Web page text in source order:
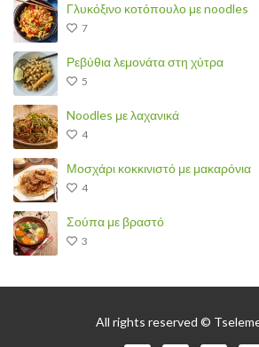
Γλυκόξινο κοτόπουλο με noodles
7
Ρεβύθια λεμονάτα στη χύτρα
5
Noodles με λαχανικά
4
Μοσχάρι κοκκινιστό με μακαρόνια
4
Σούπα με βραστό
3
All rights reserved ©